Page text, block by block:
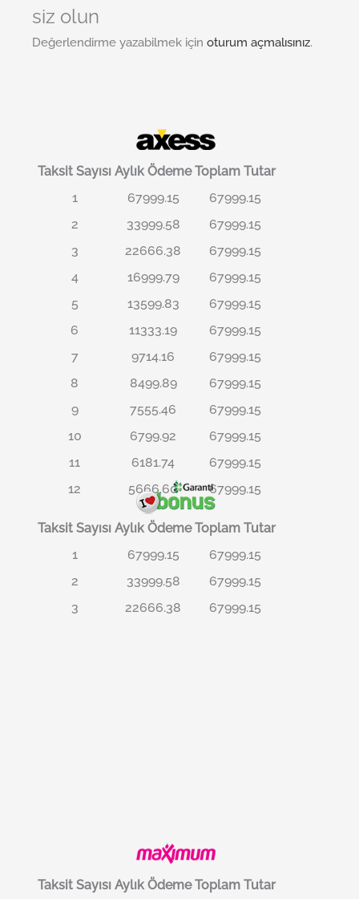
siz olun
Değerlendirme yazabilmek için oturum açmalısınız.
Taksit Sayısı Aylık Ödeme Toplam Tutar
1
67999.15
67999.15
2
33999.58
67999.15
3
22666.38
67999.15
4
16999.79
67999.15
5
13599.83
67999.15
6
11333.19
67999.15
7
9714.16
67999.15
8
8499.89
67999.15
9
7555.46
67999.15
10
6799.92
67999.15
11
6181.74
67999.15
12
5666.60 67999.15
Taksit Sayısı Aylık Ödeme Toplam Tutar
1
67999.15
67999.15
2
33999.58
67999.15
3
22666.38 67999.15
Taksit Sayısı Aylık Ödeme Toplam Tutar